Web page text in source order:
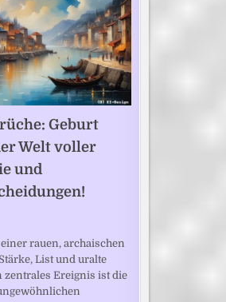
Geburt
Welt voller
und
rauen, archaischen
List und uralte
Ereignis ist die